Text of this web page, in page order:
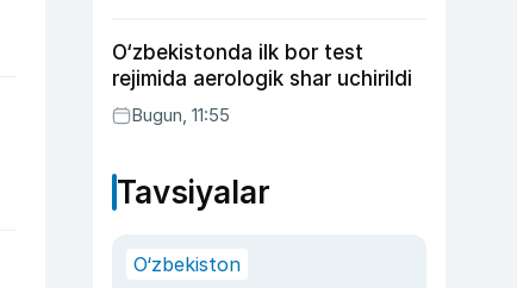
O‘zbekistonda ilk bor test
rejimida aerologik shar uchirildi
Bugun, 11:55
Tavsiyalar
O‘zbekiston